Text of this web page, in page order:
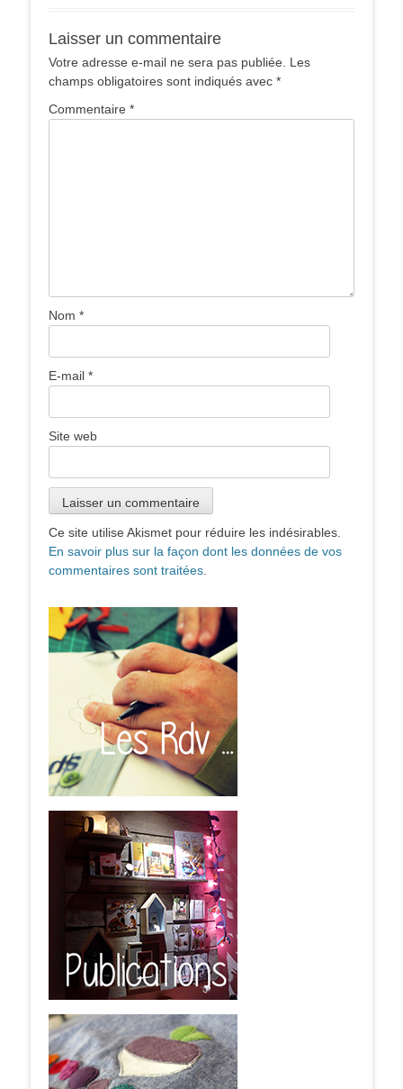
Laisser un commentaire
Votre adresse e-mail ne sera pas publiée. Les
champs obligatoires sont indiqués avec *
Commentaire *
Nom *
E-mail *
Site web
Ce site utilise Akismet pour réduire les indésirables.
En savoir plus sur la façon dont les données de vos
commentaires sont traitées.